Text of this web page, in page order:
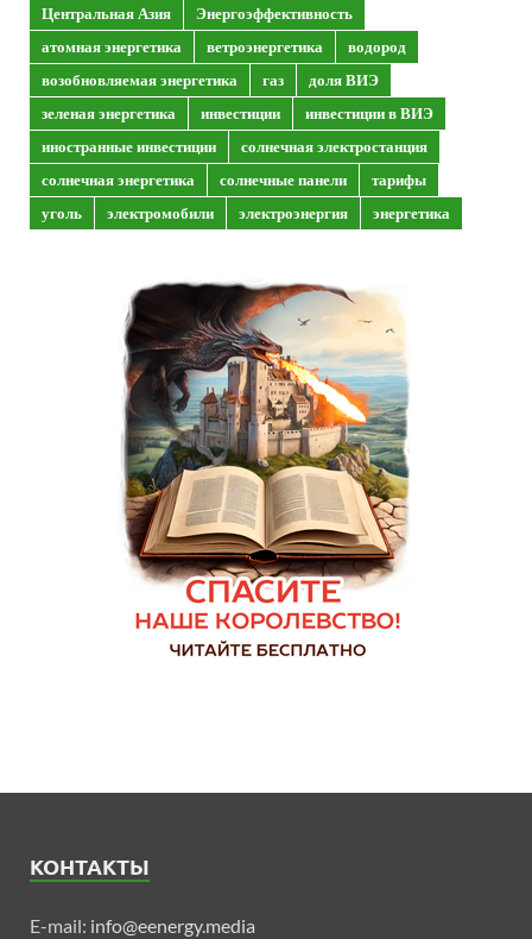
Центральная Азия
Энергоэффективность
атомная энергетика
ветроэнергетика
водород
возобновляемая энергетика
газ
доля ВИЭ
зеленая энергетика
инвестиции
инвестиции в ВИЭ
иностранные инвестиции
солнечная электростанция
солнечная энергетика
солнечные панели
тарифы
уголь
электромобили электроэнергия энергетика
КОНТАКТЫ
E-mail: info@eenergy.media